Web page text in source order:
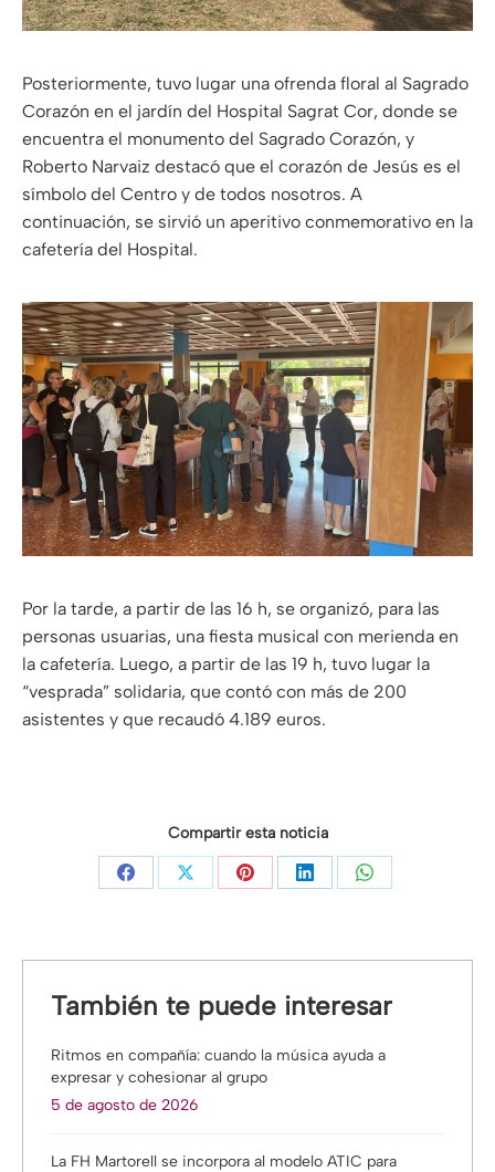
Posteriormente, tuvo lugar una ofrenda floral al Sagrado
Corazón en el jardín del Hospital Sagrat Cor, donde se
encuentra el monumento del Sagrado Corazón, y
Roberto Narvaiz destacó que el corazón de Jesús es el
símbolo del Centro y de todos nosotros. A
continuación, se sirvió un aperitivo conmemorativo en la
cafetería del Hospital.
Por la tarde, a partir de las 16 h, se organizó, para las
personas usuarias, una fiesta musical con merienda en
la cafetería. Luego, a partir de las 19 h, tuvo lugar la
“vesprada” solidaria, que contó con más de 200
asistentes y que recaudó 4.189 euros.
Compartir esta noticia
Share
Share
Share
Share
Share
También te puede interesar
Ritmos en compañía: cuando la música ayuda a
expresar y cohesionar al grupo
5 de agosto de 2026
La FH Martorell se incorpora al modelo ATIC para